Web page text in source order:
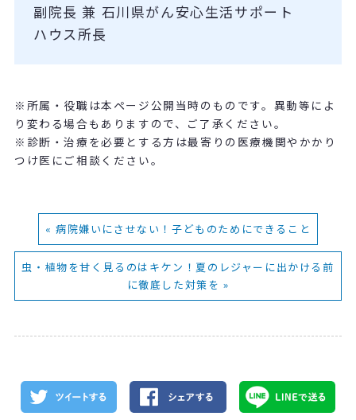
副院長 兼 石川県がん安心生活サポート
ハウス所長
※所属・役職は本ページ公開当時のものです。異動等によ
り変わる場合もありますので、ご了承ください。
※診断・治療を必要とする方は最寄りの医療機関やかかり
つけ医にご相談ください。
« 病院嫌いにさせない！子どものためにできること
虫・植物を甘く見るのはキケン！夏のレジャーに出かける前
に徹底した対策を »